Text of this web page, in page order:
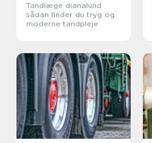
Tandlæge dianalund
sådan finder du tryg og
moderne tandpleje